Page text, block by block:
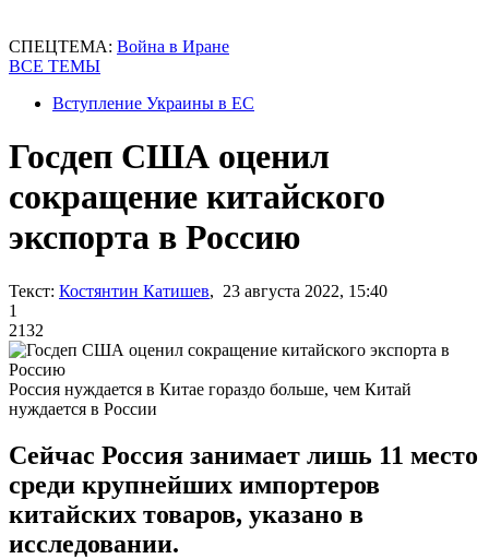
СПЕЦТЕМА: Война в Иране
ВСЕ ТЕМЫ
Вступление Украины в ЕС
Госдеп США оценил
сокращение китайского
экспорта в Россию
Текст: Костянтин Катишев, 23 августа 2022, 15:40
1
2132
Россия нуждается в Китае гораздо больше, чем Китай
нуждается в России
Сейчас Россия занимает лишь 11 место
среди крупнейших импортеров
китайских товаров, указано в
исследовании.